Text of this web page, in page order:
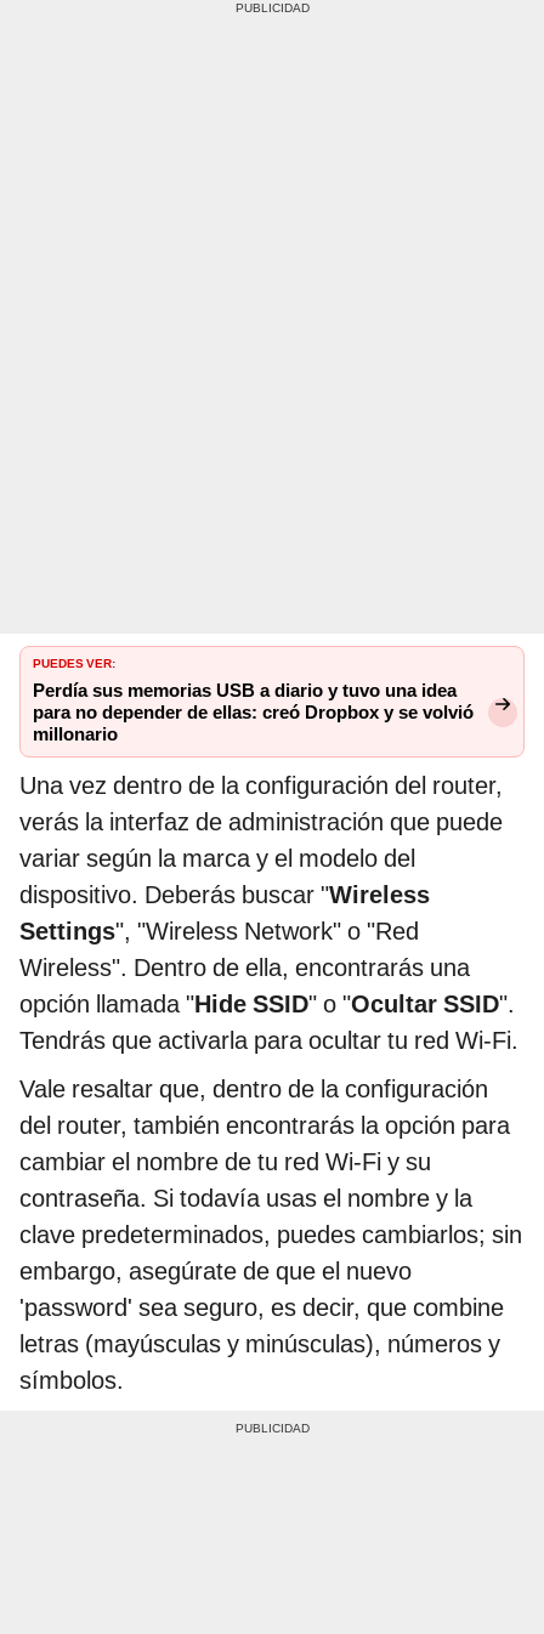
PUEDES VER:
Perdía sus memorias USB a diario y tuvo una idea
para no depender de ellas: creó Dropbox y se volvió
millonario
Una vez dentro de la configuración del router,
verás la interfaz de administración que puede
variar según la marca y el modelo del
dispositivo. Deberás buscar "Wireless
Settings", "Wireless Network" o "Red
Wireless". Dentro de ella, encontrarás una
opción llamada "Hide SSID" o "Ocultar SSID".
Tendrás que activarla para ocultar tu red Wi-Fi.
Vale resaltar que, dentro de la configuración
del router, también encontrarás la opción para
cambiar el nombre de tu red Wi-Fi y su
contraseña. Si todavía usas el nombre y la
clave predeterminados, puedes cambiarlos; sin
embargo, asegúrate de que el nuevo
'password' sea seguro, es decir, que combine
letras (mayúsculas y minúsculas), números y
símbolos.